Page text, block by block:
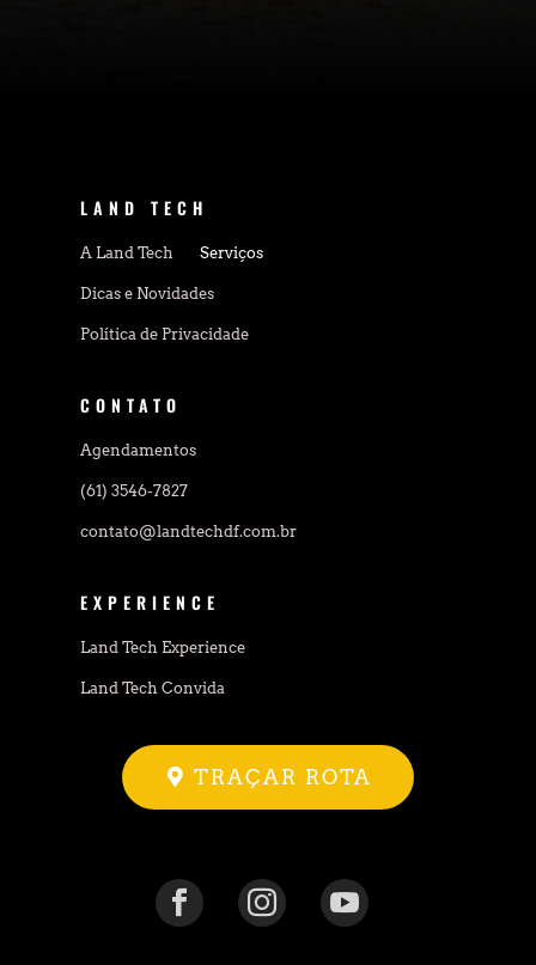
LAND TECH
A Land Tech Serviços
Dicas e Novidades
Política de Privacidade
CONTATO
Agendamentos
(61) 3546-7827
contato@landtechdf.com.br
EXPERIENCE
Land Tech Experience
Land Tech Convida
TRAÇAR ROTA
  